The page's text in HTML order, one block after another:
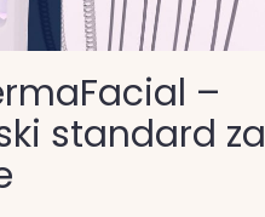
–
standard za